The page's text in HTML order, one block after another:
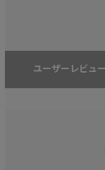
ユーザーレビュー